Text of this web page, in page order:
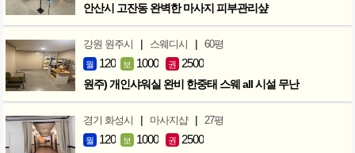
안산시 고잔동 완벽한 마사지 피부관리샾
강원 원주시 | 스웨디시 | 60평
월 120 보 1000 권 2500
원주) 개인샤워실 완비 한중태 스웨 all 시설 무난
경기 화성시 | 마사지샵 | 27평
월 120 보 1000 권 2500